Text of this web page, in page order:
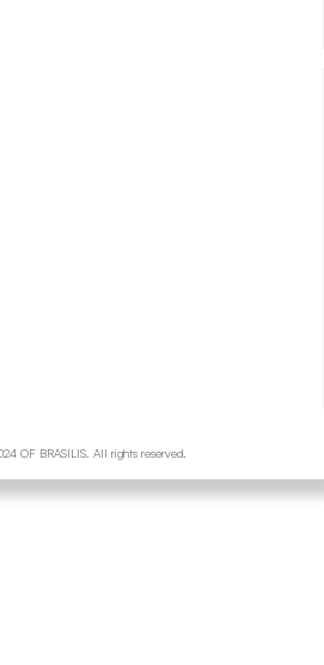
OF BRASILIS. All rights reserved.